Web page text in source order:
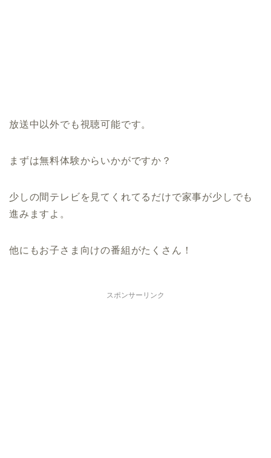
放送中以外でも視聴可能です。
まずは無料体験からいかがですか？
少しの間テレビを見てくれてるだけで家事が少しでも
進みますよ。
他にもお子さま向けの番組がたくさん！
スポンサーリンク